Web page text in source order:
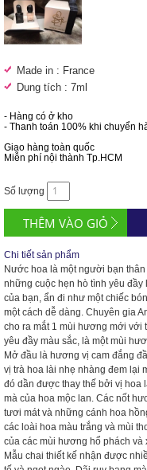
Made in : France
Dung tích : 7ml
- Hàng có ở kho
- Thanh toán 100% khi chuyển
Giao hàng toàn quốc
Miễn phí nội thành Tp.HCM
Số lượng
Chi tiết sản phẩm
Nước hoa là một người bạn
những cuộc hẹn hò tình yêu
của bạn, ẩn đi như một chiếc
một cách dễ dàng. Chuyên gia
cho ra mắt 1 mùi hương mới với
yêu đầy màu sắc, là một mùi
Mở đầu là hương vị cam đắng
vị trà hoa lài nhẹ nhàng đem lại
đó dần được thay thế bởi vị hoa
mà của hoa mộc lan. Các nốt
tươi mát và những cánh hoa
các loài hoa màu trắng và mùi
của các mùi hương hổ phách và
Mẫu chai thiết kế nhận được